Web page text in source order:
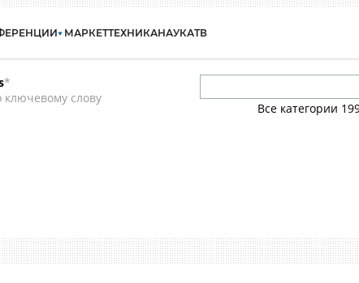
МАРКЕТТЕХНИКАНАУКАТВ
*
ключевому слову
Все категории